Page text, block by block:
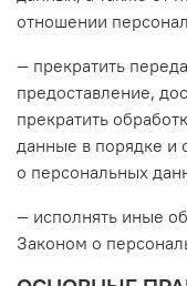
отношении
— прекратить
предоставление,
прекратить
данные в порядке и
о персональных
— исполнять иные
Законом о